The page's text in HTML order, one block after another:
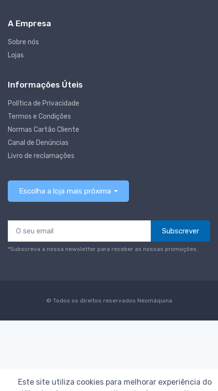
A Empresa
Sobre nós
Lojas
Informações Úteis
Política de Privacidade
Termos e Condições
Normas Cartão Cliente
Canal de Denúncias
Livro de reclamações
Escolha a loja mais próxima
Subscrever
*Subscreva a nossa newsletter para receber as nossas promoções.
© Todos os direitos reservados Neomáquina
Este site utiliza cookies para melhorar experiência do